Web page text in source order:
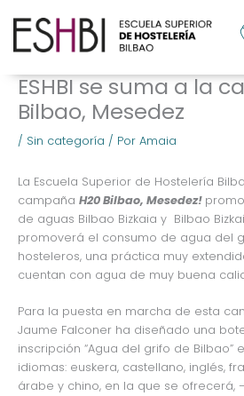
contenido
ESHBI se suma a la
Bilbao, Mesedez
/ Sin categoría / Por Amaia
La Escuela Superior de Hostelería
campaña H20 Bilbao, Mesedez!
de aguas Bilbao Bizkaia y Bilbao
promoverá el consumo de agua del
hosteleros, una práctica muy
cuentan con agua de muy buena
Para la puesta en marcha de esta
Jaume Falconer ha diseñado una
inscripción “Agua del grifo de Bilbao”
idiomas: euskera, castellano, inglés,
árabe y chino, en la que se ofrecerá,